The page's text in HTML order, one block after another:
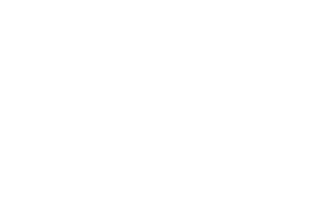
in
リピン不動産
こんどマカティ
の不動産投資情報で